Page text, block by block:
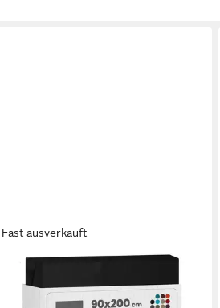
Fast ausverkauft
Spannbettlaken, Matratzenhöhe 12-